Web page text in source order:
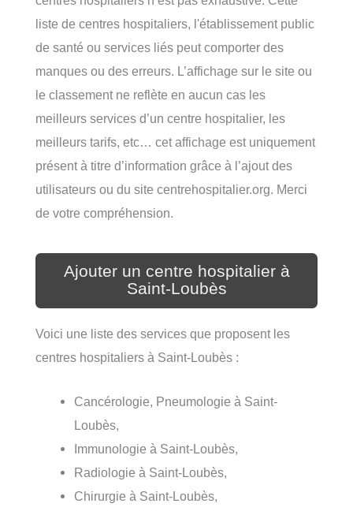
liste de centres hospitaliers, l'établissement public
de santé ou services liés peut comporter des
manques ou des erreurs. L’affichage sur le site ou
le classement ne reflète en aucun cas les
meilleurs services d’un centre hospitalier, les
meilleurs tarifs, etc… cet affichage est uniquement
présent à titre d’information grâce à l’ajout des
utilisateurs ou du site centrehospitalier.org. Merci
de votre compréhension.
Ajouter un centre hospitalier à
Saint-Loubès
Voici une liste des services que proposent les
centres hospitaliers à Saint-Loubès :
Cancérologie, Pneumologie à Saint-
Loubès,
Immunologie à Saint-Loubès,
Radiologie à Saint-Loubès,
Chirurgie à Saint-Loubès,